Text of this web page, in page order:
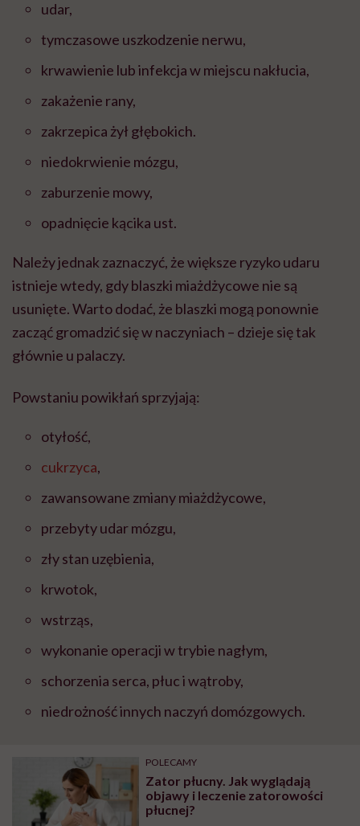
udar,
tymczasowe uszkodzenie nerwu,
krwawienie lub infekcja w miejscu nakłucia,
zakażenie rany,
zakrzepica żył głębokich.
niedokrwienie mózgu,
zaburzenie mowy,
opadnięcie kącika ust.
Należy jednak zaznaczyć, że większe ryzyko udaru
istnieje wtedy, gdy blaszki miażdżycowe nie są
usunięte. Warto dodać, że blaszki mogą ponownie
zacząć gromadzić się w naczyniach – dzieje się tak
głównie u palaczy.
Powstaniu powikłań sprzyjają:
otyłość,
cukrzyca,
zawansowane zmiany miażdżycowe,
przebyty udar mózgu,
zły stan uzębienia,
krwotok,
wstrząs,
wykonanie operacji w trybie nagłym,
schorzenia serca, płuc i wątroby,
niedrożność innych naczyń domózgowych.
POLECAMY
Zator płucny. Jak wyglądają
objawy i leczenie zatorowości
płucnej?